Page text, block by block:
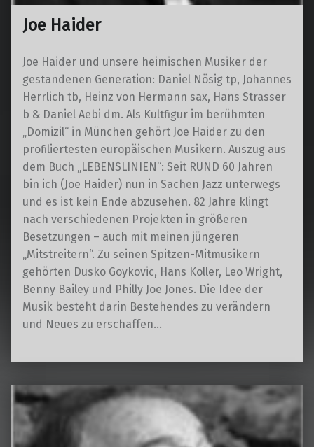
Joe Haider
Joe Haider und unsere heimischen Musiker der
gestandenen Generation: Daniel Nösig tp, Johannes
Herrlich tb, Heinz von Hermann sax, Hans Strasser
b & Daniel Aebi dm. Als Kultfigur im berühmten
„Domizil“ in München gehört Joe Haider zu den
profiliertesten europäischen Musikern. Auszug aus
dem Buch „LEBENSLINIEN“: Seit RUND 60 Jahren
bin ich (Joe Haider) nun in Sachen Jazz unterwegs
und es ist kein Ende abzusehen. 82 Jahre klingt
nach verschiedenen Projekten in größeren
Besetzungen – auch mit meinen jüngeren
„Mitstreitern“. Zu seinen Spitzen-Mitmusikern
gehörten Dusko Goykovic, Hans Koller, Leo Wright,
Benny Bailey und Philly Joe Jones. Die Idee der
Musik besteht darin Bestehendes zu verändern
und Neues zu erschaffen…